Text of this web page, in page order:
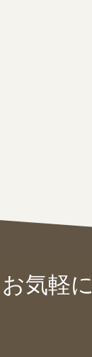
お気軽に